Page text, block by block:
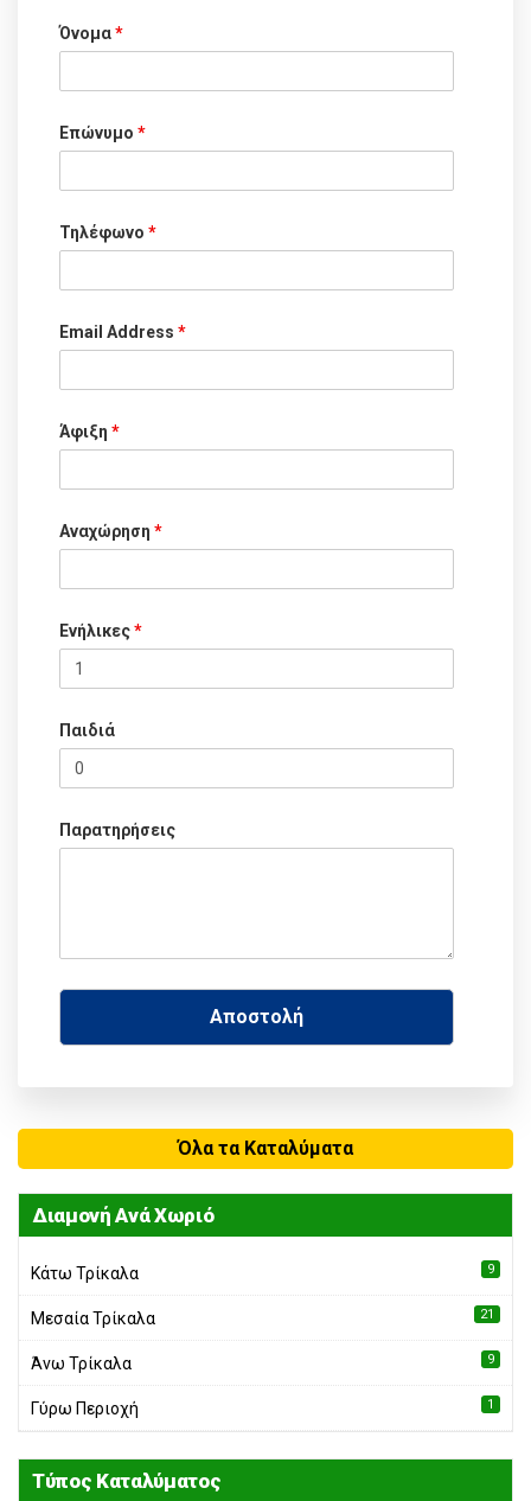
Όνομα*
Επώνυμο *
Τηλέφωνο *
Email Address *
Άφιξη *
Αναχώρηση *
Ενήλικες*
Παιδιά
Παρατηρήσεις
Όλα τα Καταλύματα
Διαμονή Ανά Χωριό
Κάτω Τρίκαλα 9
Μεσαία Τρίκαλα 21
Άνω Τρίκαλα 9
Γύρω Περιοχή 1
Τύπος Καταλύματος